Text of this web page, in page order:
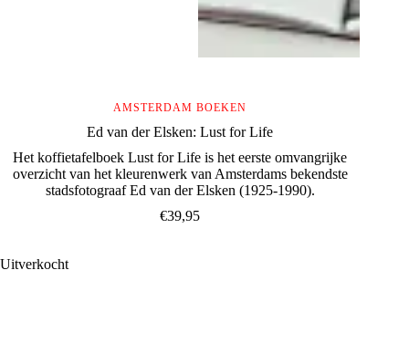
AMSTERDAM BOEKEN
Ed van der Elsken: Lust for Life
Het koffietafelboek Lust for Life is het eerste omvangrijke
overzicht van het kleurenwerk van Amsterdams bekendste
stadsfotograaf Ed van der Elsken (1925-1990).
€39,95
Uitverkocht